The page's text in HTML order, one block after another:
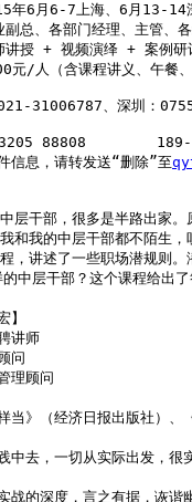
年6月6-7上海、6月13-14
副总、各部门经理、主管、
讲授 + 视频演绎 + 案例
元/人（含课程讲义、午餐、
021-31006787、深圳：
：3205 88808
信息，请转发送“删除”至
层干部，很多是半路出家
和我的中层干部都不陌生
，讲述了一些职场潜规则
中层干部？这个课程给出了
】
讲师
问
理顾问
当》（经济日报出版社）
中去，一切从实际出发，很
战的深度，言之有据，诙